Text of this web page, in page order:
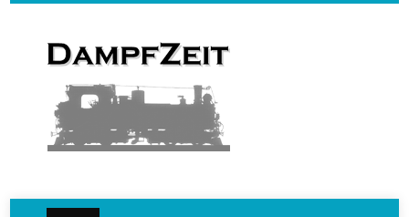
Skip
content